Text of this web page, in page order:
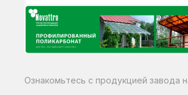
Ознакомьтесь с продукцией завода